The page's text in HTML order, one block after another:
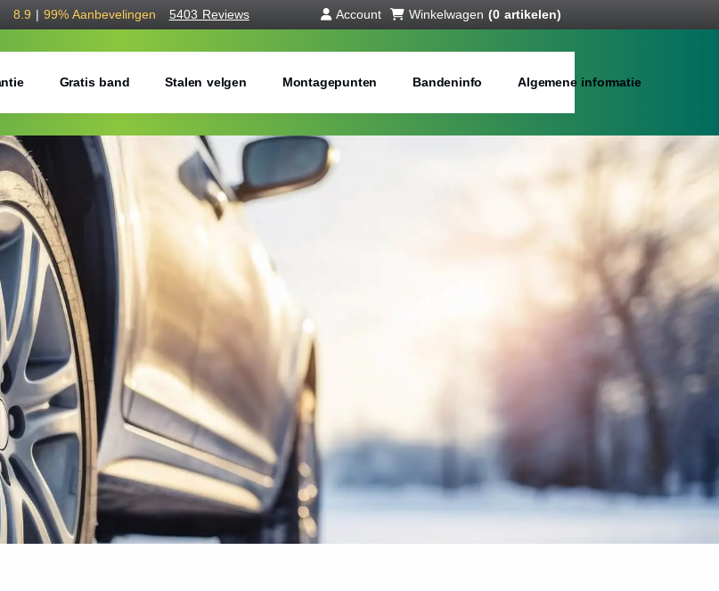
8.9 | 99% Aanbevelingen 5403 Reviews Account Winkelwagen (0 artikelen)
Gratis band Stalen velgen Montagepunten Bandeninfo Algemene informatie
Bestel voordelig winterbanden
Seizoen:
Breedte: Hoogte:
Waar vind ik de maat van mijn banden
Help mij met bestellen